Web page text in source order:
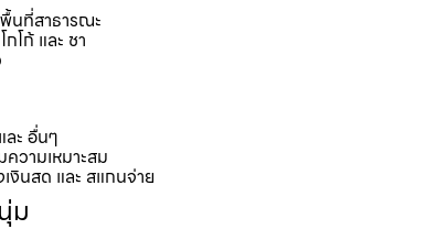
นที่สาธารณะ
โก้ และ ชา
ะ อื่นๆ
วามเหมาะสม
งินสด และ สแกนจ่าย
ม